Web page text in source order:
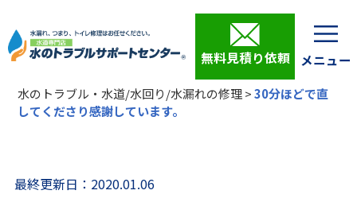
無料見積り依頼
水のトラブル・水道/水回り/水漏れの修理>30分ほどで直
してくださり感謝しています。
最終更新日：2020.01.06